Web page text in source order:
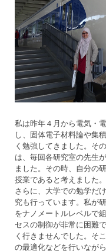
私は昨年４月から電気・
し、固体電子材料論や集
く勉強してきました。そ
は、毎回各研究室の先生
ました。その時、自分の
授業であると考えました。
さらに、大学での勉学だ
究も行っています。私が
をナノメートルレベルで
セスの制御が非常に困難
く行きませんでした。そ
の最適化などを行いなが